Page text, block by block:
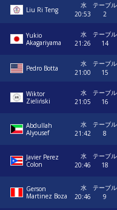
Liu Ri Teng
水
20:53
テーブル
2
Yukio
Akagariyama
水
21:26
テーブル
14
Pedro Botta
水
21:00
テーブル
15
Wiktor
Zieliński
水
21:05
テーブル
16
Abdullah
Alyousef
水
21:42
テーブル
8
Javier Perez
Colon
水
20:46
テーブル
18
Gerson
Martinez Boza
水
20:46
テーブル
9